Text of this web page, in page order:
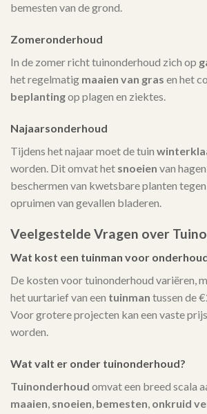
bemesten van de grond.
Zomeronderhoud
In de zomer richt tuinonderhoud zich op
het regelmatig maaien van gras en het
beplantingop plagen en ziektes.
Najaarsonderhoud
Tijdens het najaar moet de tuin
worden. Dit omvat het snoeien van
beschermen van kwetsbare planten
opruimen van gevallen bladeren.
Veelgestelde Vragen over
Wat kost een tuinman voor
De kosten voor tuinonderhoud variëren,
het uurtarief van een tuinman tussen de
Voor grotere projecten kan een vaste
worden.
Wat valt er onder tuinonderhoud?
Tuinonderhoud omvat een breed scala
maaien, snoeien, bemesten, onkruid